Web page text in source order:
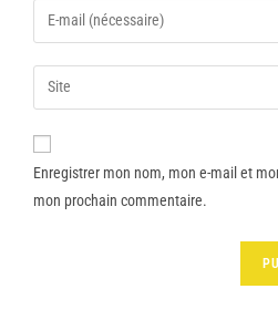
Enregistrer mon nom, mon e-mail et
mon prochain commentaire.